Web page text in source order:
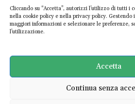
Cliccando su “Accetta”, autorizzi l’utilizzo di tutti i
nella cookie policy e nella privacy policy. Gestendo
maggiori informazioni e selezionare le preferenze,
l’utilizzazione.
Accetta
Continua senza
Europa
l’industria scrive all’UE:
“Attuazione rapida, non
riaprire il PPWR”
Daniele Di Stefano - 8 Giugno 2026